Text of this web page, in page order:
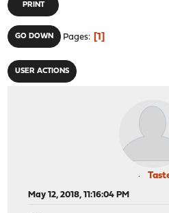
PRINT
GO DOWN Pages 1
USER ACTIONS
May 12, 2018, 11:16:04 PM